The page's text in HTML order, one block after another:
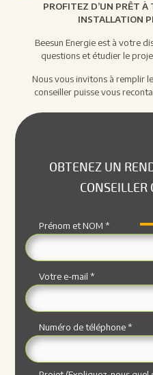
PROFITEZ D’UN PRÊT À
INSTALLATION
Beesun Energie est à votre
questions et étudier le
Nous vous invitons à remplir
conseiller puisse vous
OBTENEZ UN
Prénom et NOM *
Votre e-mail *
Numéro de téléphone *